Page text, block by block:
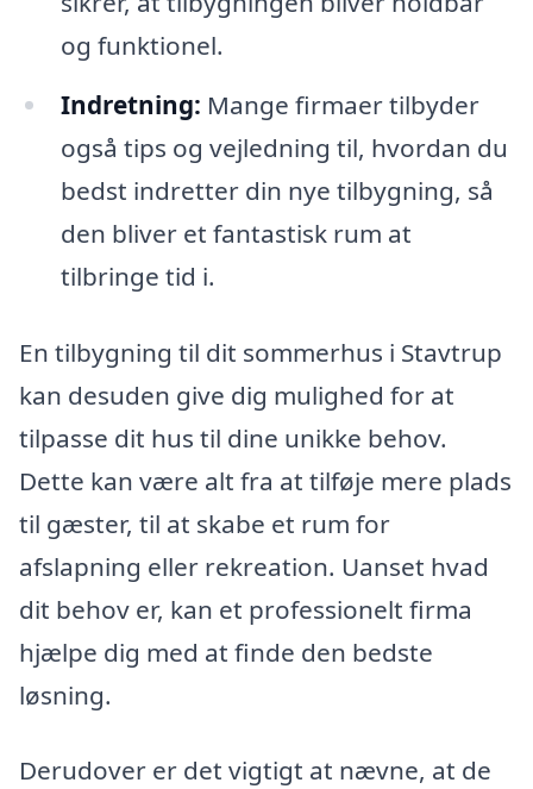
og funktionel.
Indretning: Mange firmaer tilbyder
også tips og vejledning til, hvordan du
bedst indretter din nye tilbygning, så
den bliver et fantastisk rum at
tilbringe tid i.
En tilbygning til dit sommerhus i Stavtrup
kan desuden give dig mulighed for at
tilpasse dit hus til dine unikke behov.
Dette kan være alt fra at tilføje mere plads
til gæster, til at skabe et rum for
afslapning eller rekreation. Uanset hvad
dit behov er, kan et professionelt firma
hjælpe dig med at finde den bedste
løsning.
Derudover er det vigtigt at nævne, at de